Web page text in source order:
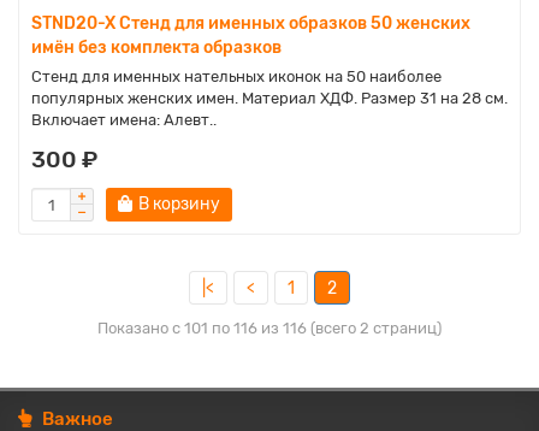
STND20-X Стенд для именных образков 50 женских
имён без комплекта образков
Стенд для именных нательных иконок на 50 наиболее
популярных женских имен. Материал ХДФ. Размер 31 на 28 см.
Включает имена: Алевт..
300 ₽
В корзину
|< < 1 2
Показано с 101 по 116 из 116 (всего 2 страниц)
Важное